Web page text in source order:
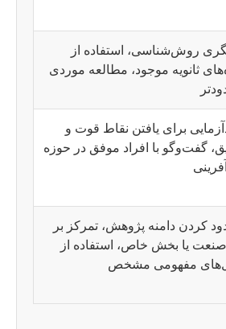
روش‌شناسی، استفاده از
ثانویه موجود، مطالعه موردی
برای یافتن نقاط قوت و
گفت‌وگو با افراد موفق در حوزه
کردن دامنه پژوهش، تمرکز بر
یا بخش خاص، استفاده از
مفهومی مشخص